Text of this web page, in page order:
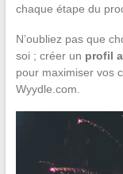
chaque étape du
N’oubliez pas que
soi ; créer un profil
pour maximiser vos
Wyydle.com.